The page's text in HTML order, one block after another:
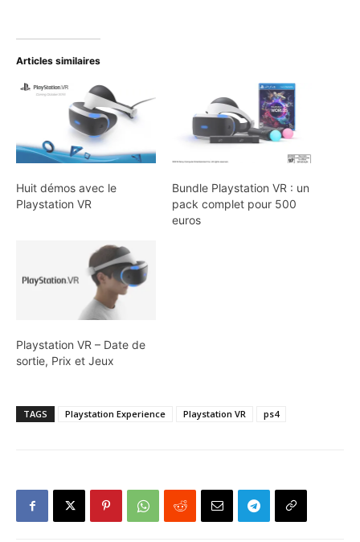
Articles similaires
Huit démos avec le
Playstation VR
Bundle Playstation VR : un
pack complet pour 500
euros
Playstation VR – Date de
sortie, Prix et Jeux
TAGS Playstation Experience Playstation VR ps4